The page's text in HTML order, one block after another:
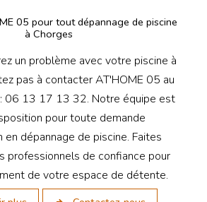
05 pour tout dépannage de piscine
à Chorges
un problème avec votre piscine à
pas à contacter AT'HOME 05 au
06 13 17 13 32. Notre équipe est
pour toute demande
en dépannage de piscine. Faites
professionnels de confiance pour
de votre espace de détente.